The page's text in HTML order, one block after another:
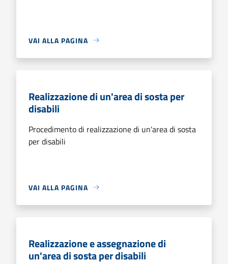
VAI ALLA PAGINA
Realizzazione di un'area di sosta per
disabili
Procedimento di realizzazione di un'area di sosta
per disabili
VAI ALLA PAGINA
Realizzazione e assegnazione di
un'area di sosta per disabili